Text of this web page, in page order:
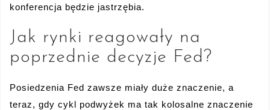
konferencja będzie jastrzębia.
Jak rynki reagowały na
poprzednie decyzje Fed?
Posiedzenia Fed zawsze miały duże znaczenie, a
teraz, gdy cykl podwyżek ma tak kolosalne znaczenie